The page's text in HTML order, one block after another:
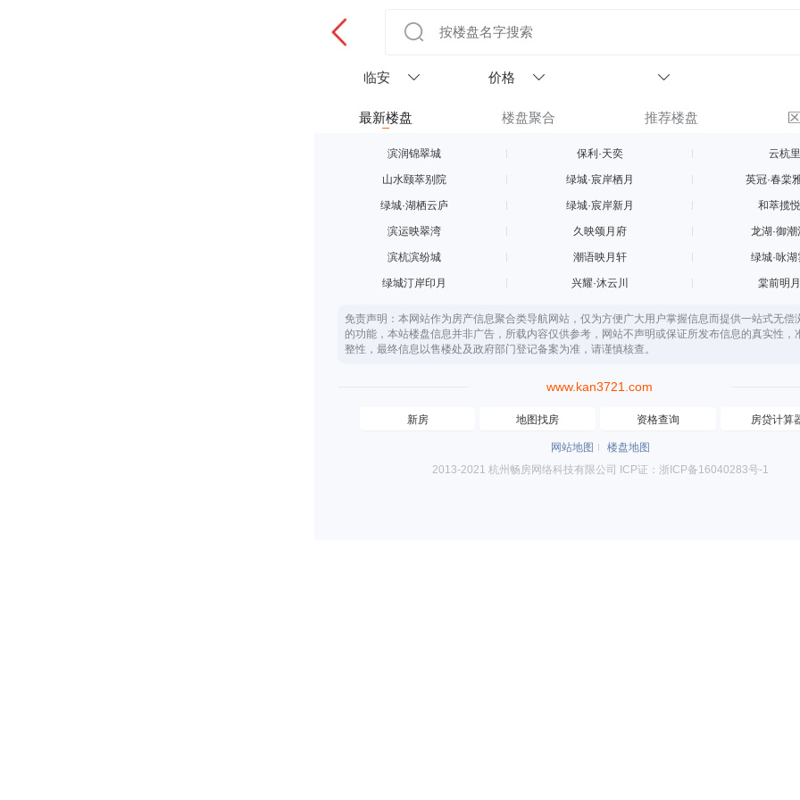
临安 价格
最新楼盘 楼盘聚合 推荐楼盘
滨润锦翠城 保利·天奕 云杭
山水颐萃别院 绿城·宸岸栖月 英冠·春棠
绿城·湖栖云庐 绿城·宸岸新月 和萃揽
滨运映翠湾 久映颂月府 龙湖·御
滨杭滨纷城 潮语映月轩 绿城·咏
绿城汀岸印月 兴耀·沐云川 棠前明
免责声明：本网站作为房产信息聚合类导航网站，仅为方便广大用户掌握信息而提供一站式无偿
的功能，本站楼盘信息并非广告，所载内容仅供参考，网站不声明或保证所发布信息的真实性，
整性，最终信息以售楼处及政府部门登记备案为准，请谨慎核查。
www.kan3721.com
新房 地图找房 资格查询 房贷计算
网站地图
楼盘地图
2013-2021 杭州畅房网络科技有限公司 ICP证：浙ICP备16040283号-1